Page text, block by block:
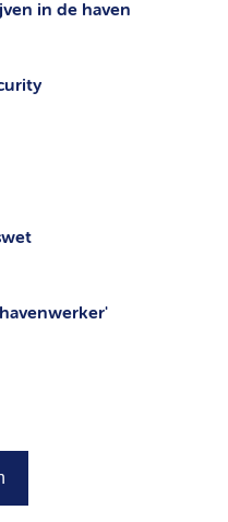
in de haven